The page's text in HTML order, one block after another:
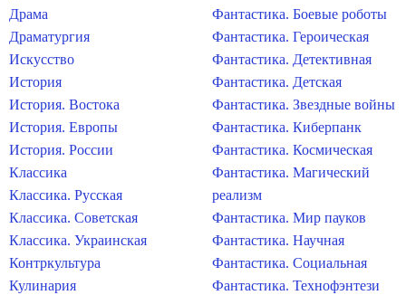
Драма
Драматургия
Искусство
История
История. Востока
История. Европы
История. России
Классика
Классика. Русская
Классика. Советская
Классика. Украинская
Контркультура
Кулинария
Фантастика. Боевые роботы
Фантастика. Героическая
Фантастика. Детективная
Фантастика. Детская
Фантастика. Звездные войны
Фантастика. Киберпанк
Фантастика. Космическая
Фантастика. Магический
реализм
Фантастика. Мир пауков
Фантастика. Научная
Фантастика. Социальная
Фантастика. Технофэнтези